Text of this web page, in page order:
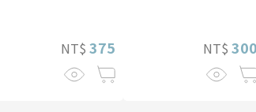
NT$ 375 NT$ 300